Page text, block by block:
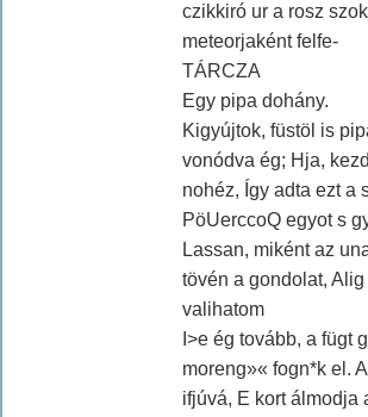
czikkiró ur a rosz
meteorjaként felfe-
TÁRCZA
Egy pipa dohány.
Kigyújtok, füstöl is
vonódva ég; Hja,
nohéz, Így adta ezt a
PöUerccoQ egyot s
Lassan, miként az
tövén a gondolat,
valihatom
I>e ég tovább, a fügt
moreng»« fogn*k el.
ifjúvá, E kort álmodja